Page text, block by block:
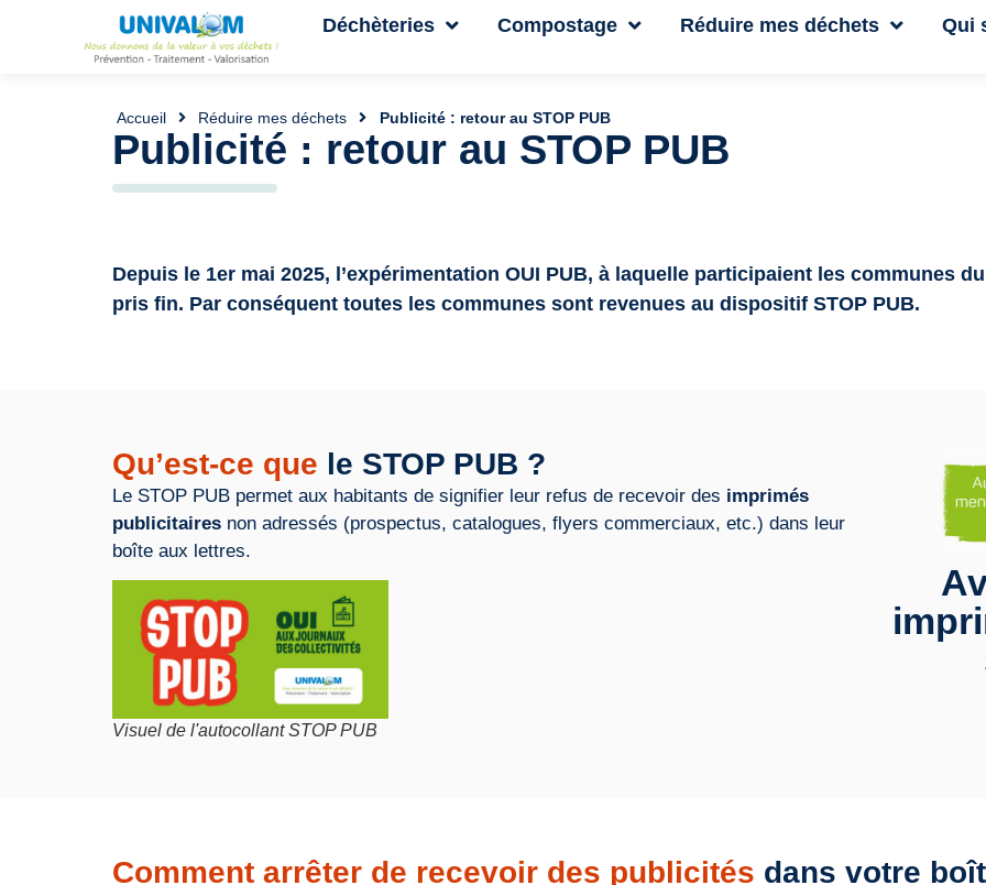
Déchèteries Compostage Réduire mes déchets Qui
Accueil Réduire mes déchets Publicité : retour au STOP PUB
Publicité : retour au STOP PUB
Depuis le 1er mai 2025, l’expérimentation OUI PUB, à laquelle participaient les communes
pris fin. Par conséquent toutes les communes sont revenues au dispositif STOP PUB.
Qu’est-ce que le STOP PUB ?
Le STOP PUB permet aux habitants de signifier leur refus de recevoir des imprimés
publicitaires non adressés (prospectus, catalogues, flyers commerciaux, etc.) dans leur
boîte aux lettres.
Visuel de l'autocollant STOP PUB
Comment arrêter de recevoir des publicités dans votre